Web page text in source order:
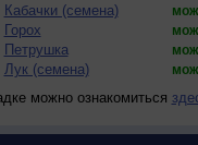
Кабачки (семена)
Горох
Петрушка
Лук (семена)
можно ознакомиться